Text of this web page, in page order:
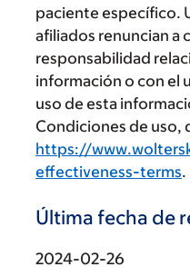
paciente específico.
afiliados renuncian a
responsabilidad
información o con el
uso de esta
Condiciones de uso,
https://
effectiveness-terms.
Última fecha de
2024-02-26